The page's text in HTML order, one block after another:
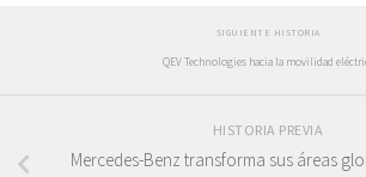
SIGUIENTE HISTORIA
QEV Technologies hacia la movilidad
HISTORIA PREVIA
Mercedes-Benz transforma sus áreas